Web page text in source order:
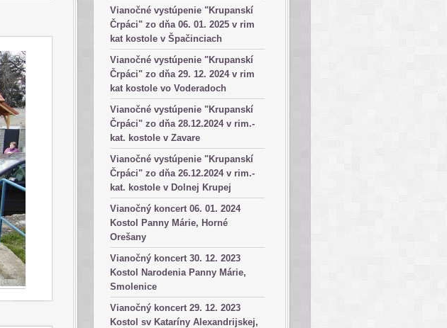
Vianočné vystúpenie "Krupanskí
Črpáci" zo dňa 06. 01. 2025 v rim
kat kostole v Špačinciach
Vianočné vystúpenie "Krupanskí
Črpáci" zo dňa 29. 12. 2024 v rim
kat kostole vo Voderadoch
Vianočné vystúpenie "Krupanskí
Črpáci" zo dňa 28.12.2024 v rim.-
kat. kostole v Zavare
Vianočné vystúpenie "Krupanskí
Črpáci" zo dňa 26.12.2024 v rim.-
kat. kostole v Dolnej Krupej
Vianočný koncert 06. 01. 2024
Kostol Panny Márie, Horné
Orešany
Vianočný koncert 30. 12. 2023
Kostol Narodenia Panny Márie,
Smolenice
Vianočný koncert 29. 12. 2023
Kostol sv Kataríny Alexandrijskej,